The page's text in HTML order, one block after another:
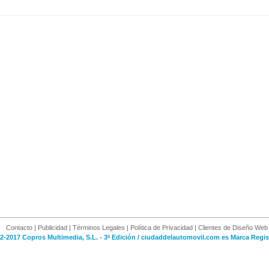
Contacto | Publicidad | Términos Legales | Política de Privacidad | Clientes de Diseño Web
2017 Copros Multimedia, S.L. - 3ª Edición / ciudaddelautomovil.com es Marca